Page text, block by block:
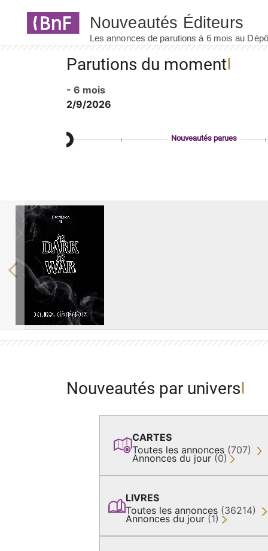
Parutions du moment
- 6 mois
2/9/2026
Nouveautés parues
Previous
Nouveautés par univers
CARTES
Toutes les annonces (707)
Annonces du jour (0)
LIVRES
Toutes les annonces (36214)
Annonces du jour (1)